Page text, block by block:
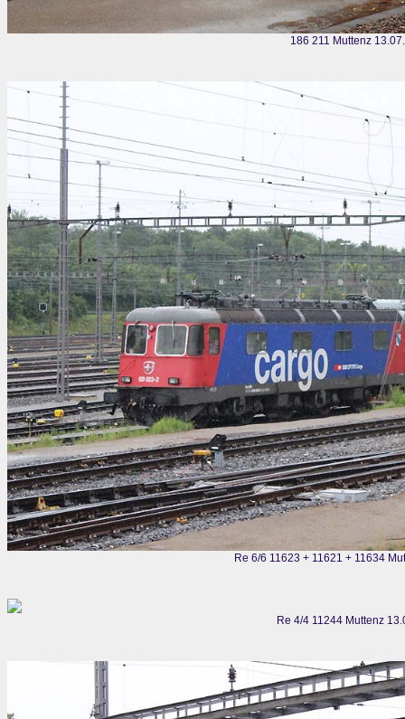
186 211 Muttenz
Re 6/6 11623 + 11621 + 11634
Re 4/4 11244 Muttenz